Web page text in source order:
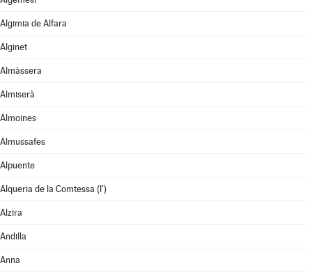
Algimia de Alfara
Alginet
Almàssera
Almiserà
Almoines
Almussafes
Alpuente
Alqueria de la Comtessa (l')
Alzira
Andilla
Anna